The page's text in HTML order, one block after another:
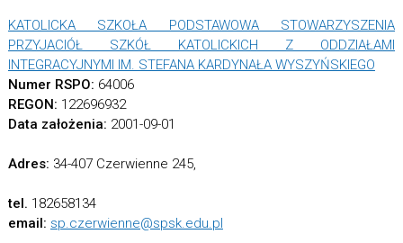
KATOLICKA SZKOŁA PODSTAWOWA STOWARZYSZENIA
PRZYJACIÓŁ SZKÓŁ KATOLICKICH Z ODDZIAŁAMI
INTEGRACYJNYMI IM. STEFANA KARDYNAŁA WYSZYŃSKIEGO
Numer RSPO: 64006
REGON: 122696932
Data założenia: 2001-09-01
Adres: 34-407 Czerwienne 245,
tel. 182658134
email: sp.czerwienne@spsk.edu.pl